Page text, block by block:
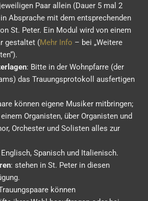
Paar allein (Dauer 5 mal 2
Absprache mit dem entsprechenden
St. Peter. Ein Modul wird von einem
gestaltet (Mehr Info – bei „Weitere
: Bitte in der Wohnpfarre (der
das Trauungsprotokoll ausfertigen
können eigene Musiker mitbringen;
Organisten, über Organisten und
Orchester und Solisten alles zur
Spanisch und Italienisch.
: stehen in St. Peter in diesen
können